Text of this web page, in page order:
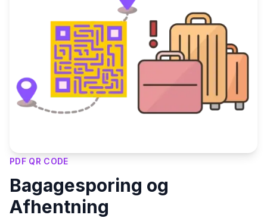
PDF QR CODE
Bagagesporing og
Afhentning